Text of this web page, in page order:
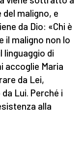
maligno, e
da Dio: «Chi è
il maligno non lo
linguaggio di
accoglie Maria
da Lei,
Lui. Perché i
alla